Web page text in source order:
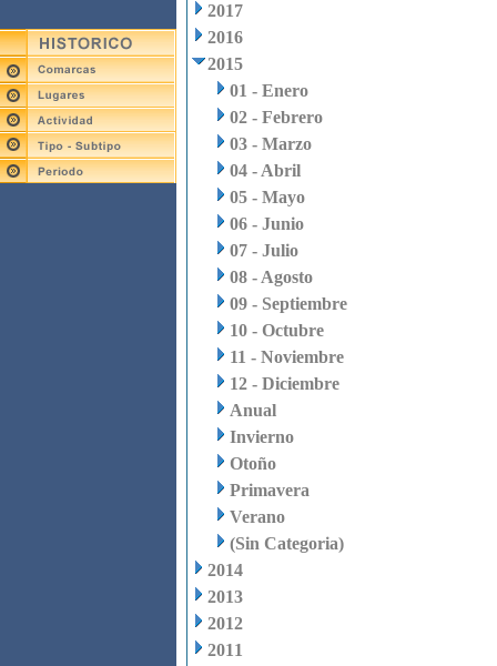
2017
2016
2015
01 - Enero
02 - Febrero
03 - Marzo
04 - Abril
05 - Mayo
06 - Junio
07 - Julio
08 - Agosto
09 - Septiembre
10 - Octubre
11 - Noviembre
12 - Diciembre
Anual
Invierno
Otoño
Primavera
Verano
(Sin Categoria)
2014
2013
2012
2011